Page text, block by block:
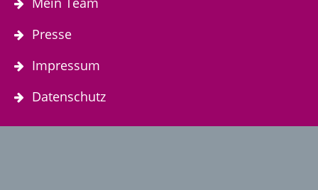
Presse
Impressum
Datenschutz